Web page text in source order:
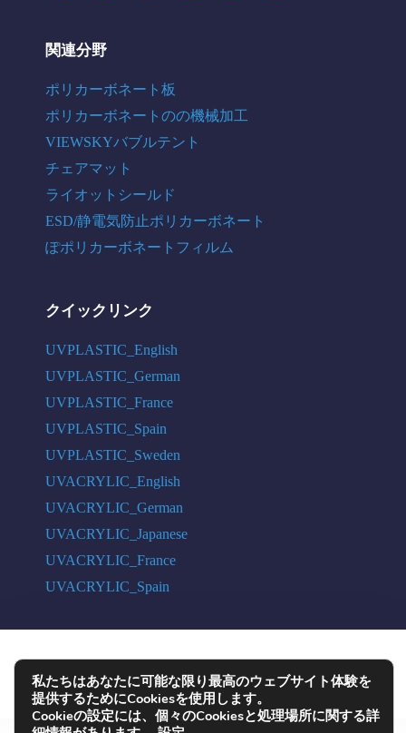
関連分野
ポリカーボネート板
ポリカーボネートのの機械加工
VIEWSKYバブルテント
チェアマット
ライオットシールド
ESD/静電気防止ポリカーボネート
ぽポリカーボネートフィルム
クイックリンク
UVPLASTIC_English
UVPLASTIC_German
UVPLASTIC_France
UVPLASTIC_Spain
UVPLASTIC_Sweden
UVACRYLIC_English
UVACRYLIC_German
UVACRYLIC_Japanese
UVACRYLIC_France
UVACRYLIC_Spain
COPYRIGHT © 2004 - 2026 UVPLASTIC MATERIAL TECHNOLOGY CO.,
LTD. ALL RIGHTS RESERVED
私たちはあなたに可能な限り最高のウェブサイト体験を
提供するためにCookiesを使用します。
Cookieの設定には、個々のCookiesと処理場所に関する詳